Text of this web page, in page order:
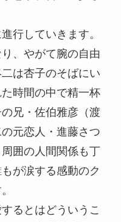
行していきます。
、やがて腕の自由
は杏子のそばにい
時間の中で精一杯
兄・佐伯雅彦（渡
元恋人・進藤さつ
囲の人間関係も丁
が涙する感動のク
るとはどういうこ